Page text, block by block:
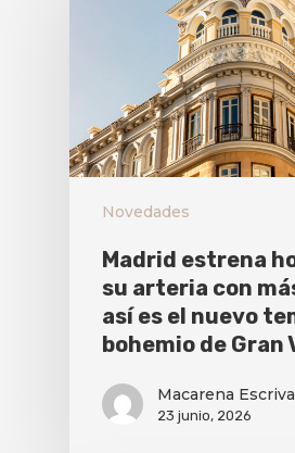
Novedades
Madrid estrena
su arteria con
así es el nuevo
bohemio de Gran
Macarena Escriva
23 junio, 2026